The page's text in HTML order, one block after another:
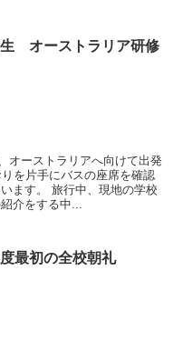
オーストラリア研修
オーストラリアへ向けて出発
を片手にバスの座席を確認
ます。 旅行中、現地の学校
介をする中...
最初の全校朝礼